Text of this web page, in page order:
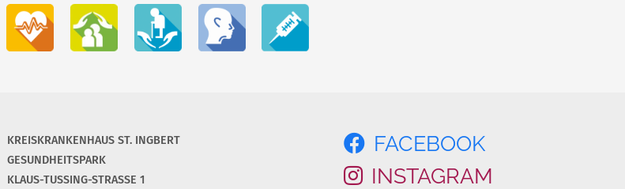
KREISKRANKENHAUS ST. INGBERT
GESUNDHEITSPARK
KLAUS-TUSSING-STRASSE 1
FACEBOOK
INSTAGRAM